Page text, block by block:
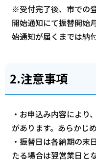
※受付完了後、市での
開始通知にて振替開始
始通知が届くまでは納
2.注意事項
・お申込み内容により
があります。あらかじ
・振替日は各納期の末
たる場合は翌営業日と